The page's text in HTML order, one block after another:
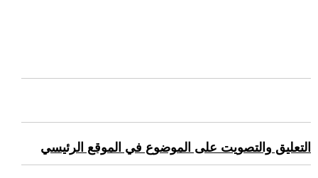
التعليق والتصويت على الموضوع في الموقع الرئيسي